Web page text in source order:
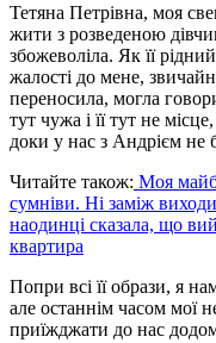
Тетяна Петрівна, моя
жити з розведеною
збожеволіла. Як її
жалості до мене,
переносила, могла
тут чужа і її тут не
доки у нас з Андрієм не
Читайте також: Моя
сумніви. Ні заміж
наодинці сказала, що
квартира
Попри всі її образи, я
але останнім часом мої
приїжджати до нас